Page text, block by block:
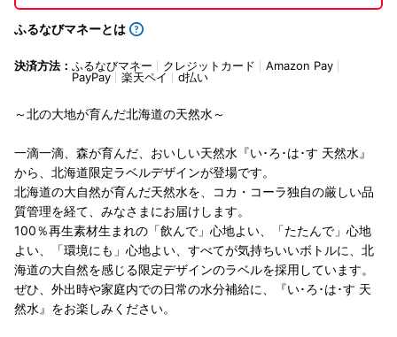
ふるなびマネーとは
決済方法： ふるなびマネー クレジットカード
Amazon Pay
PayPay
楽天ペイ d払い
～北の大地が育んだ北海道の天然水～
一滴一滴、森が育んだ、おいしい天然水『い･ろ･は･す 天然水』
から、北海道限定ラベルデザインが登場です。
北海道の大自然が育んだ天然水を、コカ・コーラ独自の厳しい品
質管理を経て、みなさまにお届けします。
100％再生素材生まれの「飲んで」心地よい、「たたんで」心地
よい、「環境にも」心地よい、すべてが気持ちいいボトルに、北
海道の大自然を感じる限定デザインのラベルを採用しています。
ぜひ、外出時や家庭内での日常の水分補給に、『い･ろ･は･す 天
然水』をお楽しみください。